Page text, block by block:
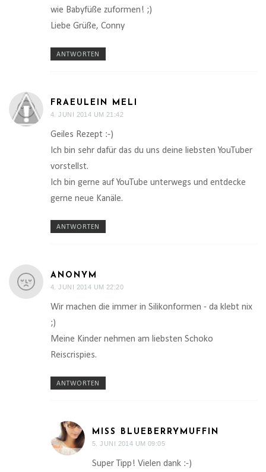
wie Babyfüße zuformen! ;)
Liebe Grüße, Conny
ANTWORTEN
FRAEULEIN MELI
4. JUNI 2014 UM 21:42
Geiles Rezept :-)
Ich bin sehr dafür das du uns deine liebsten YouTuber
vorstellst.
Ich bin gerne auf YouTube unterwegs und entdecke
gerne neue Kanäle.
ANTWORTEN
ANONYM
4. JUNI 2014 UM 22:20
Wir machen die immer in Silikonformen - da klebt nix
;)
Meine Kinder nehmen am liebsten Schoko
Reiscrispies.
ANTWORTEN
MISS BLUEBERRYMUFFIN
5. JUNI 2014 UM 09:05
Super Tipp! Vielen dank :-)